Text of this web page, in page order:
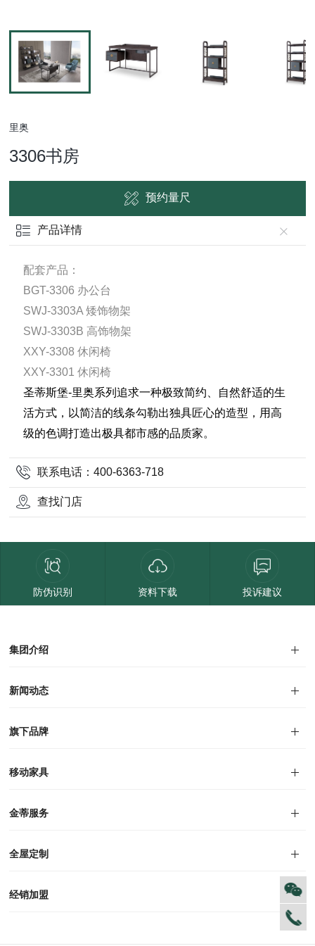
里奥
3306书房
预约量尺
产品详情
配套产品：
BGT-3306 办公台
SWJ-3303A 矮饰物架
SWJ-3303B 高饰物架
XXY-3308 休闲椅
XXY-3301 休闲椅
圣蒂斯堡-里奥系列追求一种极致简约、自然舒适的生
活方式，以简洁的线条勾勒出独具匠心的造型，用高
级的色调打造出极具都市感的品质家。
联系电话：400-6363-718
查找门店
防伪识别 资料下载 投诉建议
集团介绍
集团介绍
企业文化
人才招聘
商学院
VR全景展厅
董事长介绍
新闻动态
对外公告
家居资讯
旗下品牌
品牌文化
荣誉资质
产品专利
电子画册
移动家具
迪尚
西瑞
洛斯
里奥
洛卡
美舍
新古典
纯美
金蒂服务
售后服务
防伪识别
投诉建议
全屋定制
风格定制
空间定制
户型案例
材质展示
预约量尺
经销加盟